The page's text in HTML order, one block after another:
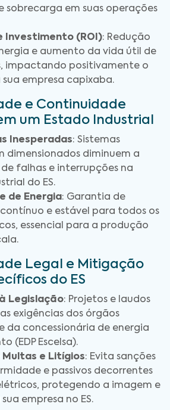
sobrecarga em suas operações
Investimento (ROI): Redução
e aumento da vida útil de
impactando positivamente o
empresa capixaba.
e Continuidade
um Estado Industrial
Inesperadas: Sistemas
dimensionados diminuem a
falhas e interrupções na
do ES.
de Energia: Garantia de
e estável para todos os
essencial para a produção
Legal e Mitigação
do ES
Legislação: Projetos e laudos
exigências dos órgãos
da concessionária de energia
(EDP Escelsa).
Multas e Litígios: Evita sanções
e passivos decorrentes
protegendo a imagem e
empresa no ES.